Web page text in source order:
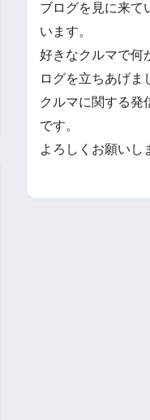
ブログを見に来て
います。
好きなクルマで何
ログを立ちあげま
クルマに関する発
です。
よろしくお願いし